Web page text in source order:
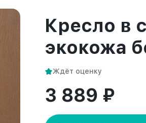
Кресло в
экокожа
Ждёт оценку
3 889 ₽